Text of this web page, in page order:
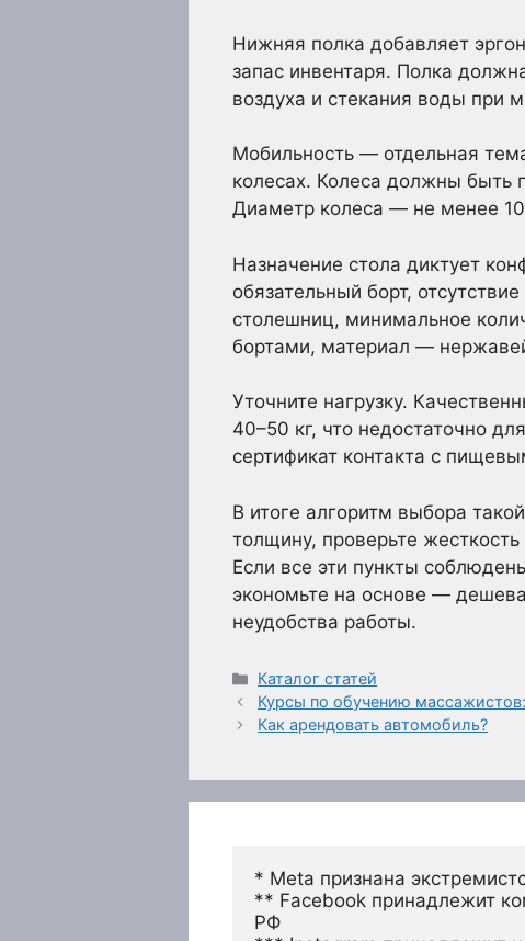
Нижняя полка добавляет
запас инвентаря. Полка
воздуха и стекания воды при
Мобильность — отдельная
колесах. Колеса должны быть
Диаметр колеса — не менее
Назначение стола диктует
обязательный борт,
столешниц, минимальное
бортами, материал —
Уточните нагрузку.
40–50 кг, что недостаточно
сертификат контакта с
В итоге алгоритм выбора
толщину, проверьте
Если все эти пункты
экономьте на основе —
неудобства работы.
Рубрики
Каталог статей
Курсы по обучению
Как арендовать автомобиль?
* Meta признана
** Facebook принадлежит
РФ